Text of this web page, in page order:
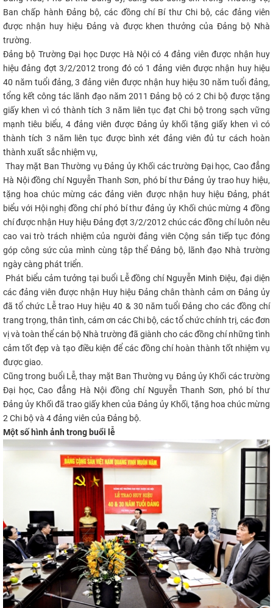
Ban chấp hành Đảng bộ, các đồng chí Bí thư Chi bộ, các đảng viên
được nhận huy hiệu Đảng và được khen thưởng của Đảng bộ Nhà
trường.
Đảng bộ Trường Đại học Dược Hà Nội có 4 đảng viên được nhận huy
hiệu đảng đợt 3/2/2012 trong đó có 1 đảng viên được nhận huy hiệu
40 năm tuổi đảng, 3 đảng viên được nhận huy hiệu 30 năm tuổi đảng,
tổng kết công tác lãnh đạo năm 2011 Đảng bộ có 2 Chi bộ được tặng
giấy khen vì có thành tích 3 năm liên tục đạt Chi bộ trong sạch vững
mạnh tiêu biểu, 4 đảng viên được Đảng ủy khối tặng giấy khen vì có
thành tích 3 năm liên tục được bình xét đảng viên đủ tư cách hoàn
thành xuất sắc nhiệm vụ,
Thay mặt Ban Thường vụ Đảng ủy Khối các trường Đại học, Cao đẳng
Hà Nội đồng chí Nguyễn Thanh Sơn, phó bí thư Đảng ủy trao huy hiệu,
tặng hoa chúc mừng các đảng viên được nhận huy hiệu Đảng, phát
biểu với Hội nghị đồng chí phó bí thư đảng ủy Khối chúc mừng 4 đồng
chí được nhận Huy hiệu Đảng đợt 3/2/2012 chúc các đồng chí luôn nêu
cao vai trò trách nhiệm của người đảng viên Cộng sản tiếp tục đóng
góp công sức của mình cùng tập thể Đảng bộ, lãnh đạo Nhà trường
ngày càng phát triển.
Phát biểu cảm tưởng tại buổi Lễ đồng chí Nguyễn Minh Điệu, đại diện
các đảng viên được nhận Huy hiệu Đảng chân thành cảm ơn Đảng ủy
đã tổ chức Lễ trao Huy hiệu 40 & 30 năm tuổi Đảng cho các đồng chí
trang trọng, thân tình, cám ơn các Chi bộ, các tổ chức chính trị, các đơn
vị và toàn thể cán bộ Nhà trường đã giành cho các đồng chí những tình
cảm tốt đẹp và tạo điều kiện để các đồng chí hoàn thành tốt nhiệm vụ
được giao.
Cũng trong buổi Lễ, thay mặt Ban Thường vụ Đảng ủy Khối các trường
Đại học, Cao đẳng Hà Nội đồng chí Nguyễn Thanh Sơn, phó bí thư
Đảng ủy Khối đã trao giấy khen của Đảng ủy Khối, tặng hoa chúc mừng
2 Chi bộ và 4 đảng viên của Đảng bộ.
Một số hình ảnh trong buổi lễ